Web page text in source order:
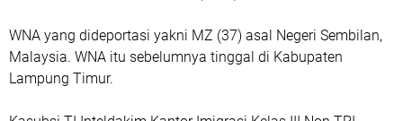
WNA yang dideportasi yakni MZ (37) asal Negeri Sembilan,
Malaysia. WNA itu sebelumnya tinggal di Kabupaten
Lampung Timur.